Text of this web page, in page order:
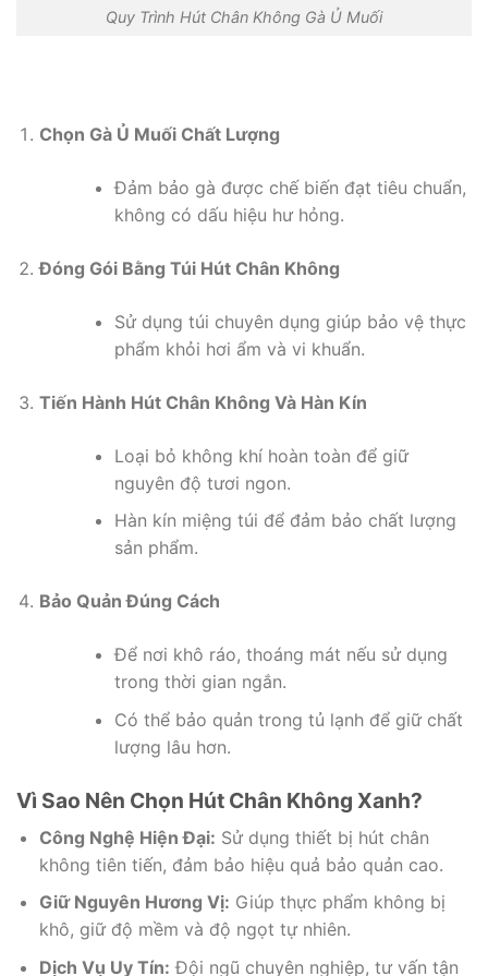
Quy Trình Hút Chân Không Gà Ủ Muối
Chọn Gà Ủ Muối Chất Lượng
Đảm bảo gà được chế biến đạt tiêu chuẩn,
không có dấu hiệu hư hỏng.
Đóng Gói Bằng Túi Hút Chân Không
Sử dụng túi chuyên dụng giúp bảo vệ thực
phẩm khỏi hơi ẩm và vi khuẩn.
Tiến Hành Hút Chân Không Và Hàn Kín
Loại bỏ không khí hoàn toàn để giữ
nguyên độ tươi ngon.
Hàn kín miệng túi để đảm bảo chất lượng
sản phẩm.
Bảo Quản Đúng Cách
Để nơi khô ráo, thoáng mát nếu sử dụng
trong thời gian ngắn.
Có thể bảo quản trong tủ lạnh để giữ chất
lượng lâu hơn.
Vì Sao Nên Chọn Hút Chân Không Xanh?
Công Nghệ Hiện Đại: Sử dụng thiết bị hút chân
không tiên tiến, đảm bảo hiệu quả bảo quản cao.
Giữ Nguyên Hương Vị: Giúp thực phẩm không bị
khô, giữ độ mềm và độ ngọt tự nhiên.
Dịch Vụ Uy Tín: Đội ngũ chuyên nghiệp, tư vấn tận